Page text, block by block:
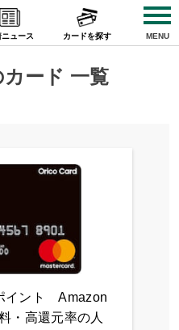
ュース カードを探す MENU
ード 一覧
イント Amazon
・高還元率の人